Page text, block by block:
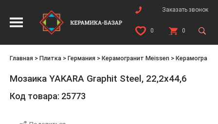
Заказать звонок
0 0
Главная > Плитка > Германия > Керамогранит Meissen > Керамогранит
Мозаика YAKARA Graphit Steel, 22,2x44,6
Код товара: 25773